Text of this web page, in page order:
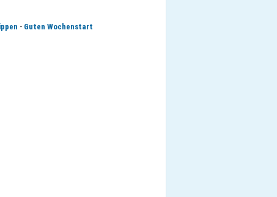
- Guten Wochenstart